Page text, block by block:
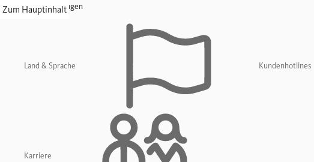
Zum Hauptinhalt
Navigation überspringen
Land & Sprache Kundenhotlines
Karriere